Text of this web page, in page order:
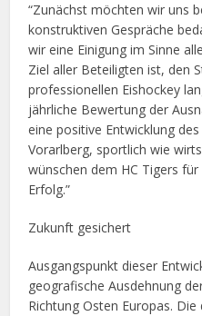
“Zunächst möchten wir uns
konstruktiven Gespräche
wir eine Einigung im Sinne
Ziel aller Beteiligten ist, den
professionellen Eishockey
jährliche Bewertung der
eine positive Entwicklung
Vorarlberg, sportlich wie
wünschen dem HC Tigers
Erfolg.”
Zukunft gesichert
Ausgangspunkt dieser
geografische Ausdehnung
Richtung Osten Europas.